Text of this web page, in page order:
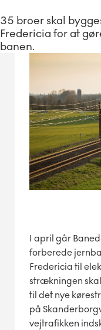
35 broer skal
Fredericia for at
banen.
I april går
forberede
Fredericia til
strækningen
til det nye
på
vejtrafikken